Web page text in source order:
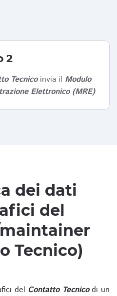
2
Tecnicoinvia il Modulo
Elettronico (MRE)
dei dati
del
Tecnico)
del Contatto Tecnicodi un